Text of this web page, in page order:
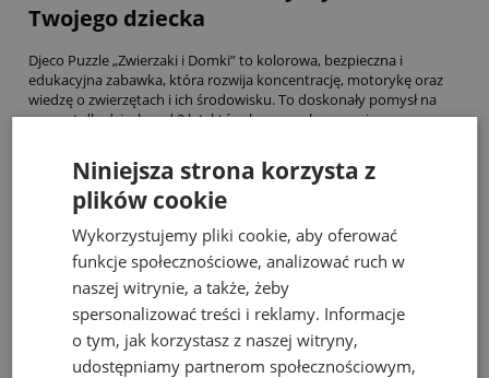
Twojego dziecka
Djeco Puzzle „Zwierzaki i Domki” to kolorowa, bezpieczna i
edukacyjna zabawka, która rozwija koncentrację, motorykę oraz
wiedzę o zwierzętach i ich środowisku. To doskonały pomysł na
prezent dla dziecka od 2 lat, który łączy naukę z przyjemną,
malucha poprzez zabawę!
Bestsellery
Niniejsza strona korzysta z
plików cookie
Wykorzystujemy pliki cookie, aby oferować
funkcje społecznościowe, analizować ruch w
naszej witrynie, a także, żeby
spersonalizować treści i reklamy. Informacje
o tym, jak korzystasz z naszej witryny,
udostępniamy partnerom społecznościowym,